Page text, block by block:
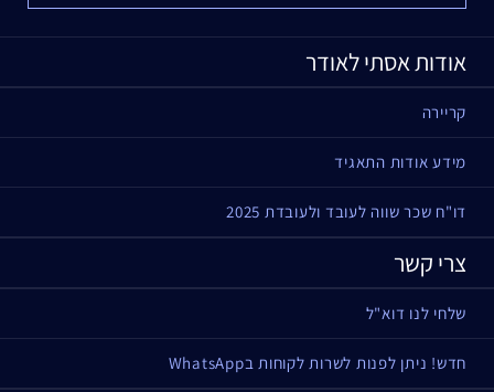
אודות אסתי לאודר
קריירה
מידע אודות התאגיד
דו"ח שכר שווה לעובד ולעובדת 2025
צרי קשר
שלחי לנו דוא"ל
חדש! ניתן לפנות לשרות לקוחות בWhatsApp